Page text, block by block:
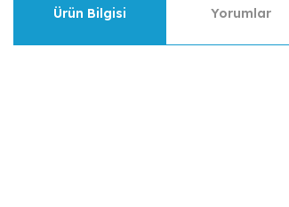
Ürün Bilgisi Yorumlar